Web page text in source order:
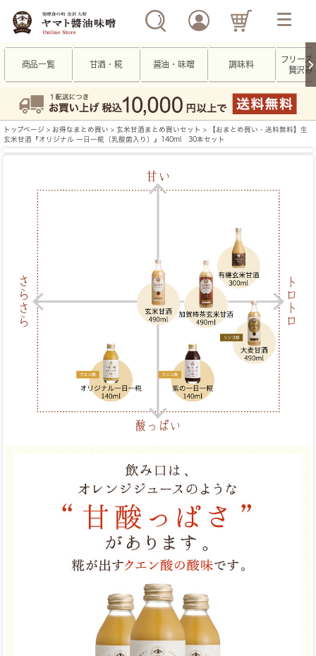
商品一覧 甘酒・糀 醤油・味噌 調味料
フリーズ
贅沢み
トップページ > お得なまとめ買い > 玄米甘酒まとめ買いセット > 【おまとめ買い・送料無料】生
玄米甘酒『オリジナル 一日一糀（乳酸菌入り）』140ml 30本セット